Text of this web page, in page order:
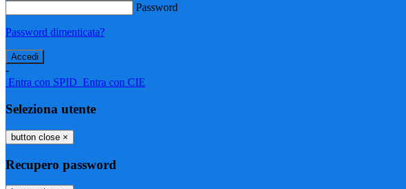
Password
Password dimenticata?
-
Entra con SPID Entra con CIE
Seleziona utente
button close ×
Recupero password